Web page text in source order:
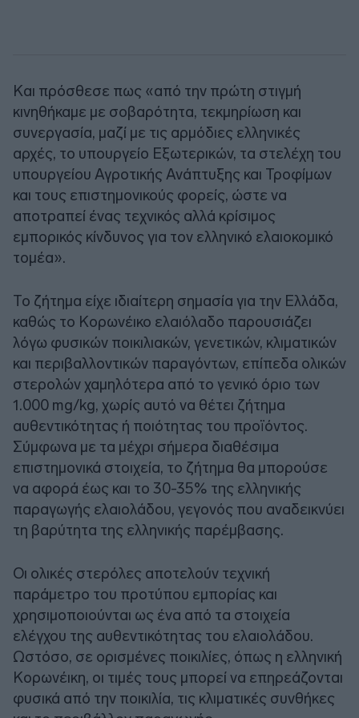
Και πρόσθεσε πως «από την πρώτη στιγμή
κινηθήκαμε με σοβαρότητα, τεκμηρίωση και
συνεργασία, μαζί με τις αρμόδιες ελληνικές
αρχές, το υπουργείο Εξωτερικών, τα στελέχη του
υπουργείου Αγροτικής Ανάπτυξης και Τροφίμων
και τους επιστημονικούς φορείς, ώστε να
αποτραπεί ένας τεχνικός αλλά κρίσιμος
εμπορικός κίνδυνος για τον ελληνικό ελαιοκομικό
τομέα».
Το ζήτημα είχε ιδιαίτερη σημασία για την Ελλάδα,
καθώς το Κορωνέικο ελαιόλαδο παρουσιάζει
λόγω φυσικών ποικιλιακών, γενετικών, κλιματικών
και περιβαλλοντικών παραγόντων, επίπεδα ολικών
στερολών χαμηλότερα από το γενικό όριο των
1.000 mg/kg, χωρίς αυτό να θέτει ζήτημα
αυθεντικότητας ή ποιότητας του προϊόντος.
Σύμφωνα με τα μέχρι σήμερα διαθέσιμα
επιστημονικά στοιχεία, το ζήτημα θα μπορούσε
να αφορά έως και το 30-35% της ελληνικής
παραγωγής ελαιολάδου, γεγονός που αναδεικνύει
τη βαρύτητα της ελληνικής παρέμβασης.
Οι ολικές στερόλες αποτελούν τεχνική
παράμετρο του προτύπου εμπορίας και
χρησιμοποιούνται ως ένα από τα στοιχεία
ελέγχου της αυθεντικότητας του ελαιολάδου.
Ωστόσο, σε ορισμένες ποικιλίες, όπως η ελληνική
Κορωνέικη, οι τιμές τους μπορεί να επηρεάζονται
φυσικά από την ποικιλία, τις κλιματικές συνθήκες